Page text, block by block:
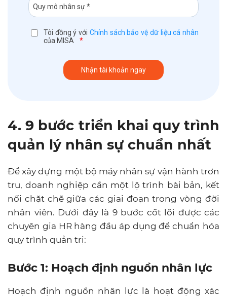
Tôi đồng ý với Chính sách bảo vệ dữ liệu cá nhân
của MISA
*
4. 9 bước triển khai quy trình
quản lý nhân sự chuẩn nhất
Để xây dựng một bộ máy nhân sự vận hành trơn
tru, doanh nghiệp cần một lộ trình bài bản, kết
nối chặt chẽ giữa các giai đoạn trong vòng đời
nhân viên. Dưới đây là 9 bước cốt lõi được các
chuyên gia HR hàng đầu áp dụng để chuẩn hóa
quy trình quản trị:
Bước 1: Hoạch định nguồn nhân lực
Hoạch định nguồn nhân lực là hoạt động xác